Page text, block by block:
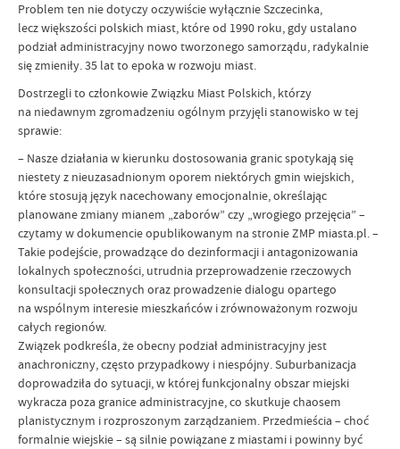
Problem ten nie dotyczy oczywiście wyłącznie Szczecinka,
lecz większości polskich miast, które od 1990 roku, gdy ustalano
podział administracyjny nowo tworzonego samorządu, radykalnie
się zmieniły. 35 lat to epoka w rozwoju miast.
Dostrzegli to członkowie Związku Miast Polskich, którzy
na niedawnym zgromadzeniu ogólnym przyjęli stanowisko w tej
sprawie:
– Nasze działania w kierunku dostosowania granic spotykają się
niestety z nieuzasadnionym oporem niektórych gmin wiejskich,
które stosują język nacechowany emocjonalnie, określając
planowane zmiany mianem „zaborów” czy „wrogiego przejęcia” –
czytamy w dokumencie opublikowanym na stronie ZMP miasta.pl. –
Takie podejście, prowadzące do dezinformacji i antagonizowania
lokalnych społeczności, utrudnia przeprowadzenie rzeczowych
konsultacji społecznych oraz prowadzenie dialogu opartego
na wspólnym interesie mieszkańców i zrównoważonym rozwoju
całych regionów.
Związek podkreśla, że obecny podział administracyjny jest
anachroniczny, często przypadkowy i niespójny. Suburbanizacja
doprowadziła do sytuacji, w której funkcjonalny obszar miejski
wykracza poza granice administracyjne, co skutkuje chaosem
planistycznym i rozproszonym zarządzaniem. Przedmieścia – choć
formalnie wiejskie – są silnie powiązane z miastami i powinny być